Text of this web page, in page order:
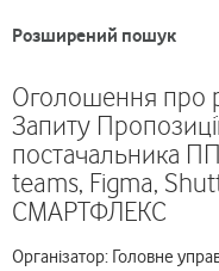
Розширений пошук
Оголошення про
Запиту
постачальника
teams, Figma,
СМАРТФЛЕКС
Організатор: Головне